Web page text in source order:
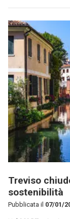
Treviso
sostenibilità
Pubblicata il 07/01/